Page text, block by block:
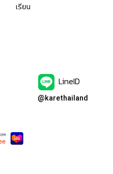
เรียน
LineID
@karethailand